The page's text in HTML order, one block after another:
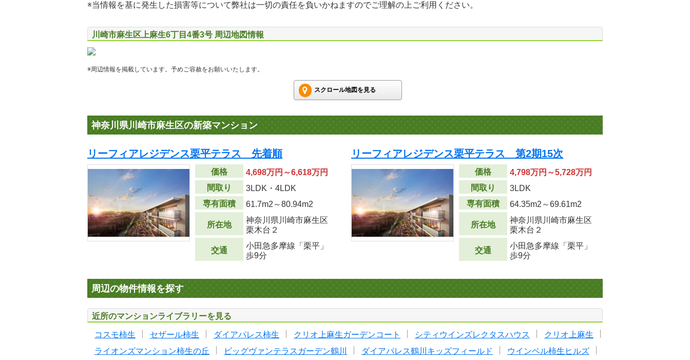
※当情報を基に発生した損害等について弊社は一切の責任を負いかねますのでご理解の上ご利用ください。
川崎市麻生区上麻生6丁目4番3号 周辺地図情報
※周辺情報を掲載しています。予めご容赦をお願いいたします。
スクロール地図を見る
神奈川県川崎市麻生区の新築マンション
リーフィアレジデンス栗平テラス 先着順
価格
4,698万円～6,618万円
間取り
3LDK・4LDK
専有面積
61.7m2 ～80.94m2
所在地
神奈川県川崎市麻生区
栗木台２
交通
小田急多摩線「栗平」
歩9分
リーフィアレジデンス栗平テラス 第2期15次
価格
4,798万円～5,728万円
間取り
3LDK
専有面積
64.35m2 ～69.61m2
所在地
神奈川県川崎市麻生区
栗木台２
交通
小田急多摩線「栗平」
歩9分
周辺の物件情報を探す
近所のマンションライブラリーを見る
コスモ柿生 セザール柿生 ダイアパレス柿生 クリオ上麻生ガーデンコート シティウインズレクタスハウス
クリオ上麻生
ライオンズマンション柿生の丘
ビッグヴァンテラスガーデン鶴川 ダイアパレス鶴川キッズフィールド
ウインベル柿生ヒルズ